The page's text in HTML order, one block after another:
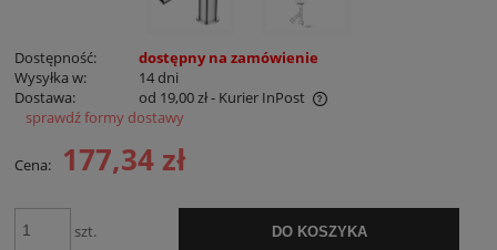
Dostępność:
dostępny na zamówienie
Wysyłka w:
14 dni
Dostawa:
od 19,00 zł- Kurier InPost
Cena nie zawiera ewentualnych kosztów płatności
sprawdź formy dostawy
Cena: 177,34 zł
szt. DO KOSZYKA